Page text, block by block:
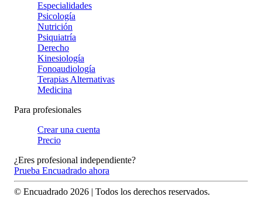
Especialidades
Psicología
Nutrición
Psiquiatría
Derecho
Kinesiología
Fonoaudiología
Terapias Alternativas
Medicina
Para profesionales
Crear una cuenta
Precio
¿Eres profesional independiente?
Prueba Encuadrado ahora
© Encuadrado 2026 | Todos los derechos reservados.